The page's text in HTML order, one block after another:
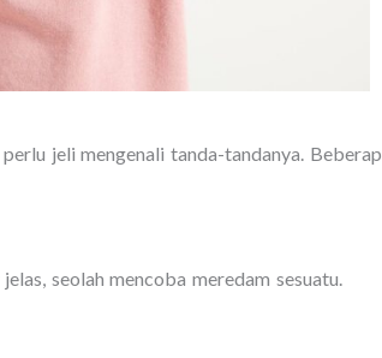
jeli mengenali tanda-tandanya.
seolah mencoba meredam sesuatu.